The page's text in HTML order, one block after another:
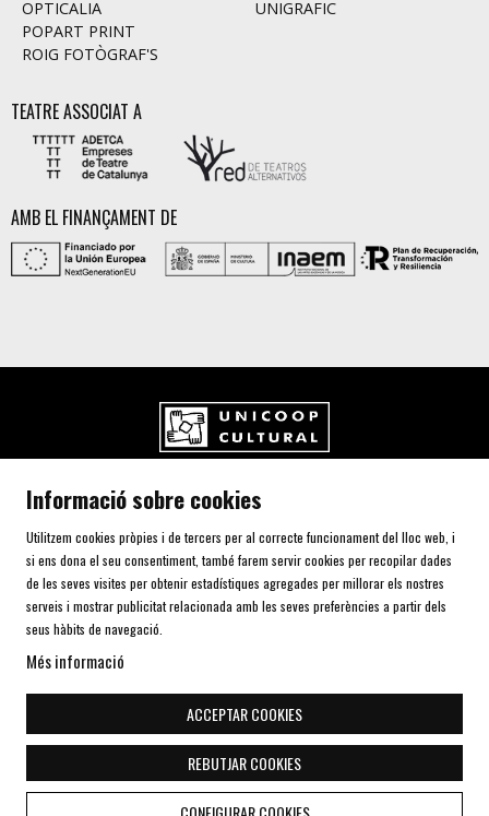
OPTICALIA
POPART PRINT
ROIG FOTÒGRAF'S
UNIGRAFIC
TEATRE ASSOCIAT A
AMB EL FINANÇAMENT DE
Carrer de l'Aurora, 80 (Plaça de Cal Font)
Telf. 93 805 00 75
AVÍS LEGAL I POLÍTICA DE PRIVACITAT
DECLARACIÓ D'ACCESSIBILITAT
CONTACTE
Link a instagram
Link a youtube
Link a twitter
Link a facebook
Link a telegram
Informació sobre cookies
Utilitzem cookies pròpies i de tercers per al correcte funcionament del lloc web, i
si ens dona el seu consentiment, també farem servir cookies per recopilar dades
de les seves visites per obtenir estadístiques agregades per millorar els nostres
serveis i mostrar publicitat relacionada amb les seves preferències a partir dels
seus hàbits de navegació.
Més informació
ACCEPTAR COOKIES
REBUTJAR COOKIES